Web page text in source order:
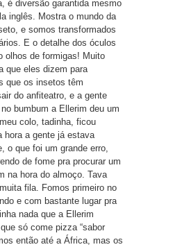
é diversão garantida mesmo
inglês. Mostra o mundo da
e somos transformados
E o detalhe dos óculos
olhos de formigas! Muito
que eles dizem para
que os insetos têm
do anfiteatro, e a gente
bumbum a Ellerim deu um
colo, tadinha, ficou
hora a gente já estava
o que foi um grande erro,
de fome pra procurar um
na hora do almoço. Tava
fila. Fomos primeiro no
e com bastante lugar pra
nada que a Ellerim
só come pizza “sabor
então até a África, mas os